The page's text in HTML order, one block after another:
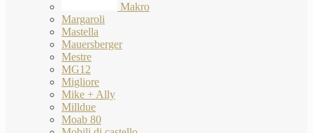
Makro
Margaroli
Mastella
Mauersberger
Mestre
MG12
Migliore
Mike + Ally
Milldue
Moab 80